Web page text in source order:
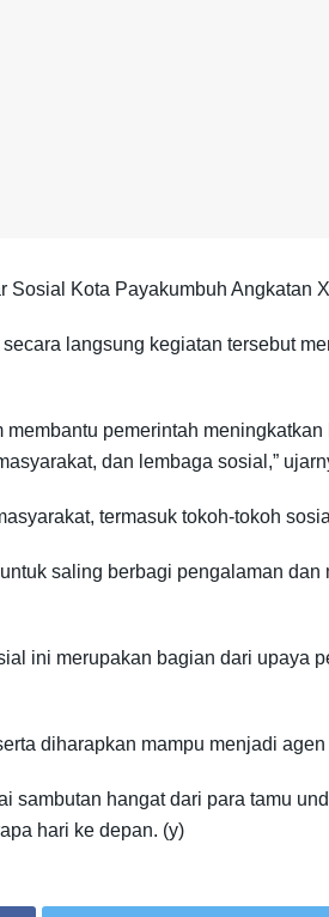
Sosial Kota Payakumbuh Angkatan
langsung kegiatan tersebut
pemerintah
dan lembaga sosial,”
termasuk tokoh-tokoh
saling berbagi pengalaman
ini merupakan bagian dari upaya
diharapkan mampu menjadi
sambutan hangat dari para tamu
hari ke depan. (y)